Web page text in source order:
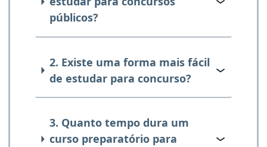
públicos?
2. Existe uma forma mais fácil
de estudar para concurso?
3. Quanto tempo dura um
curso preparatório para